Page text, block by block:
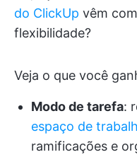
do ClickUp vêm
flexibilidade?
Veja o que você
Modo de tarefa:
espaço de
ramificações e